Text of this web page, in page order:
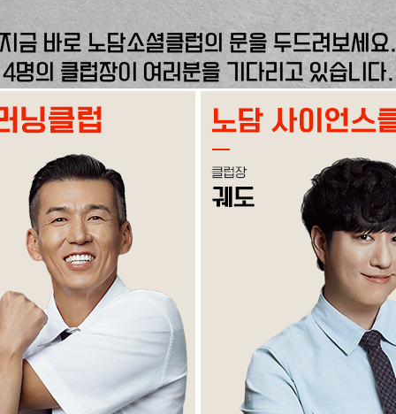
지금 바로 노담소셜클럽의 문을 두드려보세요.
4명의 클럽장이 여러분을 기다리고 있습니다.